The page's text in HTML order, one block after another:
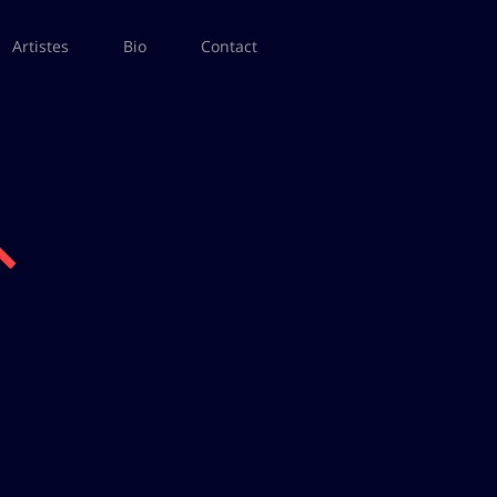
Artistes Bio Contact